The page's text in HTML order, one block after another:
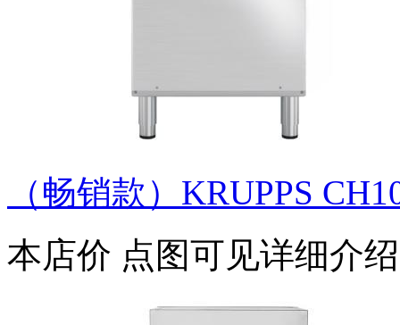
（畅销款）KRUPPS
本店价 点图可见详细介绍